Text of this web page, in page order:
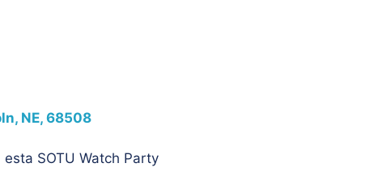
NE, 68508
SOTU Watch Party